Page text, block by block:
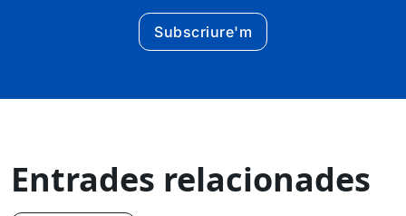
Subscriure'm
Entrades relacionades